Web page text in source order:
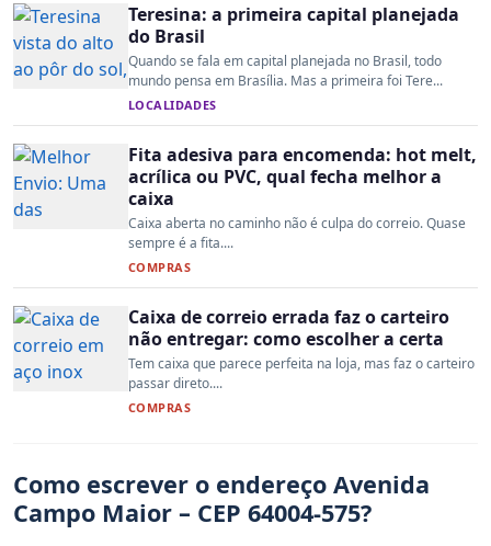
Teresina: a primeira capital planejada
do Brasil
Quando se fala em capital planejada no Brasil, todo
mundo pensa em Brasília. Mas a primeira foi Tere...
LOCALIDADES
Fita adesiva para encomenda: hot melt,
acrílica ou PVC, qual fecha melhor a
caixa
Caixa aberta no caminho não é culpa do correio. Quase
sempre é a fita....
COMPRAS
Caixa de correio errada faz o carteiro
não entregar: como escolher a certa
Tem caixa que parece perfeita na loja, mas faz o carteiro
passar direto....
COMPRAS
Como escrever o endereço Avenida
Campo Maior – CEP 64004-575?